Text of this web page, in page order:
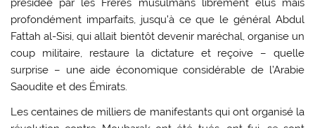
présidée par les Frères musulmans librement élus mais
profondément imparfaits, jusqu’à ce que le général Abdul
Fattah al-Sisi, qui allait bientôt devenir maréchal, organise un
coup militaire, restaure la dictature et reçoive – quelle
surprise – une aide économique considérable de l’Arabie
Saoudite et des Émirats.
Les centaines de milliers de manifestants qui ont organisé la